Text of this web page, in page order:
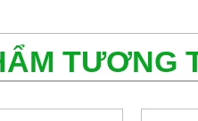
TƯƠNG